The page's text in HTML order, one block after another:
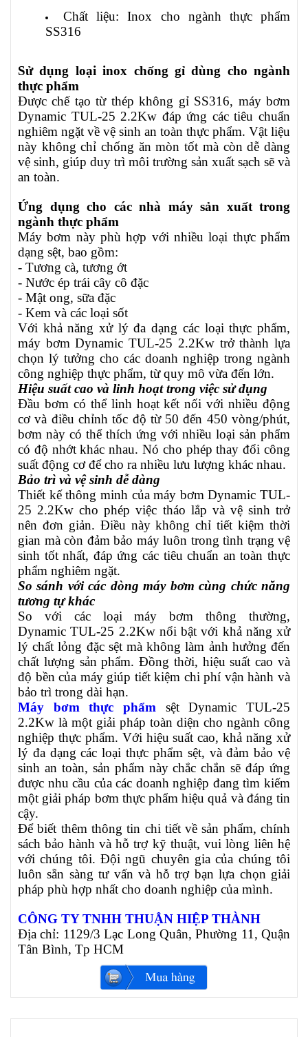
Chất liệu: Inox cho ngành thực phẩm
SS316
Sử dụng loại inox chống gỉ dùng cho ngành
thực phẩm
Được chế tạo từ thép không gỉ SS316, máy bơm
Dynamic TUL-25 2.2Kw đáp ứng các tiêu chuẩn
nghiêm ngặt về vệ sinh an toàn thực phẩm. Vật liệu
này không chỉ chống ăn mòn tốt mà còn dễ dàng
vệ sinh, giúp duy trì môi trường sản xuất sạch sẽ và
an toàn.
Ứng dụng cho các nhà máy sản xuất trong
ngành thực phẩm
Máy bơm này phù hợp với nhiều loại thực phẩm
dạng sệt, bao gồm:
- Tương cà, tương ớt
- Nước ép trái cây cô đặc
- Mật ong, sữa đặc
- Kem và các loại sốt
Với khả năng xử lý đa dạng các loại thực phẩm,
máy bơm DynamicTUL-25 2.2Kwtrở thành lựa
chọn lý tưởng cho các doanh nghiệp trong ngành
công nghiệp thực phẩm, từ quy mô vừa đến lớn.
Hiệu suất cao và linh hoạt trong việc sử dụng
Đầu bơm có thể linh hoạt kết nối với nhiều động
cơ và điều chỉnh tốc độ từ 50 đến 450 vòng/phút,
bơm này có thể thích ứng với nhiều loại sản phẩm
có độ nhớt khác nhau. Nó cho phép thay đổi công
suất động cơ để cho ra nhiều lưu lượng khác nhau.
Bảo trì và vệ sinh dễ dàng
Thiết kế thông minh của máy bơm Dynamic TUL-
25 2.2Kw cho phép việc tháo lắp và vệ sinh trở
nên đơn giản. Điều này không chỉ tiết kiệm thời
gian mà còn đảm bảo máy luôn trong tình trạng vệ
sinh tốt nhất, đáp ứng các tiêu chuẩn an toàn thực
phẩm nghiêm ngặt.
So sánh với các dòng máy bơm cùng chức năng
tương tự khác
So với các loại máy bơm thông thường,
DynamicTUL-25 2.2Kwnổi bật với khả năng xử
lý chất lỏng đặc sệt mà không làm ảnh hưởng đến
chất lượng sản phẩm. Đồng thời, hiệu suất cao và
độ bền của máy giúp tiết kiệm chi phí vận hành và
bảo trì trong dài hạn.
Máy bơm thực phẩm sệt Dynamic TUL-25
2.2Kw là một giải pháp toàn diện cho ngành công
nghiệp thực phẩm. Với hiệu suất cao, khả năng xử
lý đa dạng các loại thực phẩm sệt, và đảm bảo vệ
sinh an toàn, sản phẩm này chắc chắn sẽ đáp ứng
được nhu cầu của các doanh nghiệp đang tìm kiếm
một giải pháp bơm thực phẩm hiệu quả và đáng tin
cậy.
Để biết thêm thông tin chi tiết về sản phẩm, chính
sách bảo hành và hỗ trợ kỹ thuật, vui lòng liên hệ
với chúng tôi. Đội ngũ chuyên gia của chúng tôi
luôn sẵn sàng tư vấn và hỗ trợ bạn lựa chọn giải
pháp phù hợp nhất cho doanh nghiệp của mình.
CÔNG TY TNHH THUẬN HIỆP THÀNH
Địa chỉ: 1129/3 Lạc Long Quân, Phường 11, Quận
Tân Bình, Tp HCM